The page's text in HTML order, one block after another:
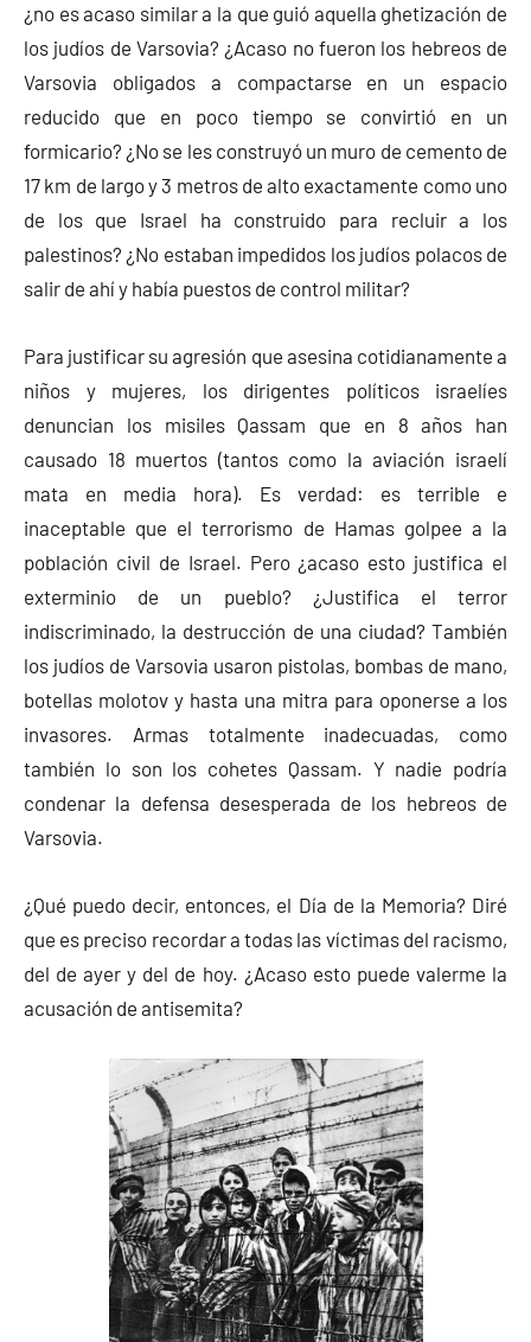
¿no es acaso similar a la que guió aquella ghetización de
los judíos de Varsovia? ¿Acaso no fueron los hebreos de
Varsovia obligados a compactarse en un espacio
reducido que en poco tiempo se convirtió en un
formicario? ¿No se les construyó un muro de cemento de
17 km de largo y 3 metros de alto exactamente como uno
de los que Israel ha construido para recluir a los
palestinos? ¿No estaban impedidos los judíos polacos de
salir de ahí y había puestos de control militar?
Para justificar su agresión que asesina cotidianamente a
niños y mujeres, los dirigentes políticos israelíes
denuncian los misiles Qassam que en 8 años han
causado 18 muertos (tantos como la aviación israelí
mata en media hora). Es verdad: es terrible e
inaceptable que el terrorismo de Hamas golpee a la
población civil de Israel. Pero ¿acaso esto justifica el
exterminio de un pueblo? ¿Justifica el terror
indiscriminado, la destrucción de una ciudad? También
los judíos de Varsovia usaron pistolas, bombas de mano,
botellas molotov y hasta una mitra para oponerse a los
invasores. Armas totalmente inadecuadas, como
también lo son los cohetes Qassam. Y nadie podría
condenar la defensa desesperada de los hebreos de
Varsovia.
¿Qué puedo decir, entonces, el Día de la Memoria? Diré
que es preciso recordar a todas las víctimas del racismo,
del de ayer y del de hoy. ¿Acaso esto puede valerme la
acusación de antisemita?